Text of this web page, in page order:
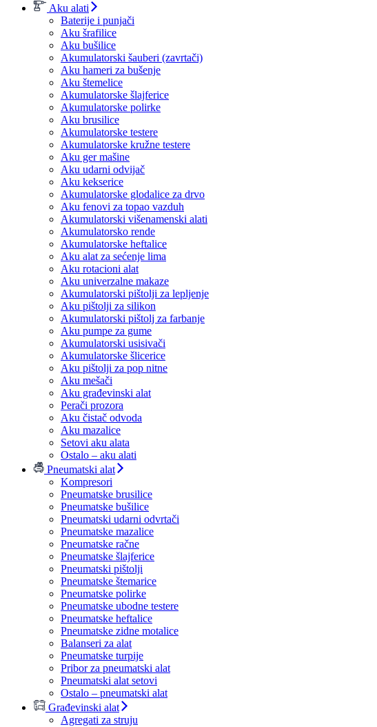
Aku alati
Baterije i punjači
Aku šrafilice
Aku bušilice
Akumulatorski šauberi (zavrtači)
Aku hameri za bušenje
Aku štemelice
Akumulatorske šlajferice
Akumulatorske polirke
Aku brusilice
Akumulatorske testere
Akumulatorske kružne testere
Aku ger mašine
Aku udarni odvijač
Aku kekserice
Akumulatorske glodalice za drvo
Aku fenovi za topao vazduh
Akumulatorski višenamenski alati
Akumulatorsko rende
Akumulatorske heftalice
Aku alat za sećenje lima
Aku rotacioni alat
Aku univerzalne makaze
Akumulatorski pištolji za lepljenje
Aku pištolji za silikon
Akumulatorski pištolj za farbanje
Aku pumpe za gume
Akumulatorski usisivači
Akumulatorske šlicerice
Aku pištolji za pop nitne
Aku mešači
Aku građevinski alat
Perači prozora
Aku čistač odvoda
Aku mazalice
Setovi aku alata
Ostalo – aku alati
Pneumatski alat
Kompresori
Pneumatske brusilice
Pneumatske bušilice
Pneumatski udarni odvrtači
Pneumatske mazalice
Pneumatske račne
Pneumatske šlajferice
Pneumatski pištolji
Pneumatske štemarice
Pneumatske polirke
Pneumatske ubodne testere
Pneumatske heftalice
Pneumatske zidne motalice
Balanseri za alat
Pneumatske turpije
Pribor za pneumatski alat
Pneumatski alat setovi
Ostalo – pneumatski alat
Građevinski alat
Agregati za struju